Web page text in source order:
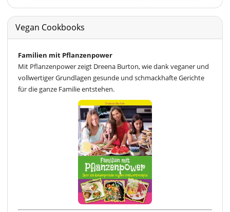
Vegan Cookbooks
Familien mit Pflanzenpower
Mit Pflanzenpower zeigt Dreena Burton, wie dank veganer und
vollwertiger Grundlagen gesunde und schmackhafte Gerichte
für die ganze Familie entstehen.